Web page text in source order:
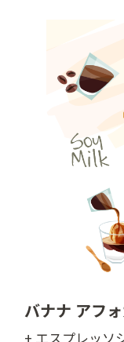
バナナ アフ
+ エスプレッソ